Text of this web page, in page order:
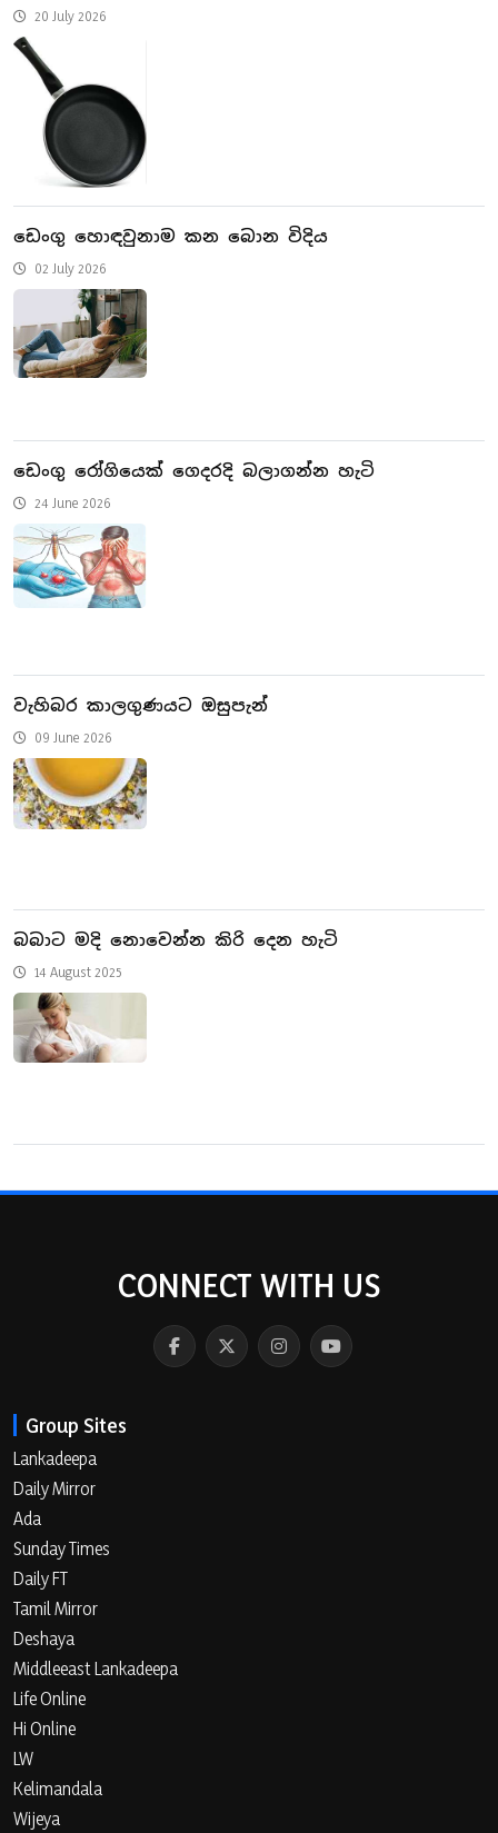
20 July 2026
ඩෙංගු හොඳවුනාම කන බොන විදිය
02 July 2026
ඩෙංගු රෝගියෙක් ගෙදරදි බලාගන්න හැටි
24 June 2026
වැහිබර කාලගුණයට ඔසුපැන්
09 June 2026
බබාට මදි ​නොවෙන්න කිරි දෙන හැටි
14 August 2025
CONNECT WITH US
Group Sites
Lankadeepa
Daily Mirror
Ada
Sunday Times
Daily FT
Tamil Mirror
Deshaya
Middleeast Lankadeepa
Life Online
Hi Online
LW
Kelimandala
Wijeya